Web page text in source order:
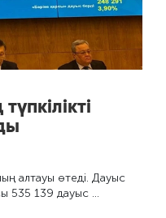
алтауы өтеді. Дауыс
535 139 дауыс …